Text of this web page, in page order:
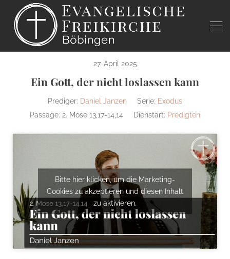
27. April 2025
Ein Gott, der nicht loslassen kann
Prediger: Daniel Janzen Serie: Exodus
Passage: 2. Mose 13,17-14,14 Dienstart: Predigten
Bitte hier klicken, um die Marketing-
Cookies zu akzeptieren und diesen Inhalt
zu aktivieren.